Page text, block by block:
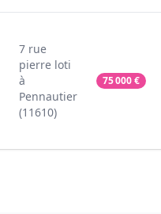
7 rue
pierre loti
à
Pennautier
(11610)
75 000€